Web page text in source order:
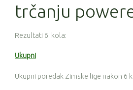
trčanju
Rezultati 6. kola:
Ukupni
Ukupni poredak Zimske lige nakon 6